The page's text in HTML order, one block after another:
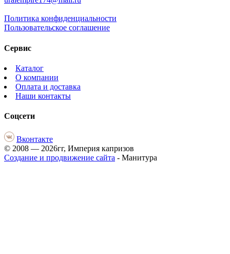
Политика конфиденциальности
Пользовательское соглашение
Сервис
Каталог
О компании
Оплата и доставка
Наши контакты
Соцсети
Вконтакте
© 2008 — 2026гг, Империя капризов
Создание и продвижение сайта - Манитура